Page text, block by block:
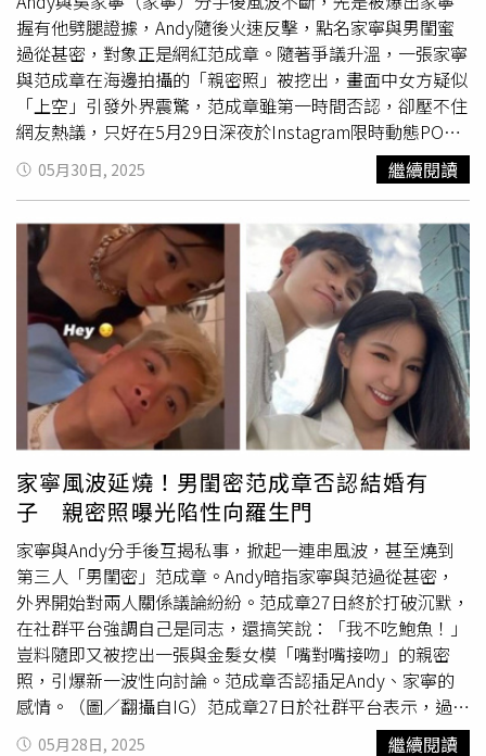
熱情，所以願意花時間學習跟等待，那個機會跟那個時間點
總有一天會來，然後慢慢走到了現在，找到實實在在的滿足
跟樂趣。「我對自己的作品都必須要看兩次，第一次我會用
丁寧演員這個角度，來看我自己在裡面有沒有出錯、有沒有
哪一場戲沒演好，然後我看第二次的時候，才能夠跟觀眾在
一起，用觀眾的角度來看，其實說實在，我現在對自己沒有
什麼太多標準，因為我覺得每個角色都有他當下的命運，就
算別人的標準覺得我演不好，但是這就是這個角色的命運，
我很相信每一件事情都有他的命運，以前當然我們會用一些
獎項來界定自己，但是我覺得越來越長大，突然發現其實我
那麼需要獎項，只是因為我需要得到別人的認同，所以當我
不需要得到別人的認同的時候，我當然對獎項的看法就會不
一樣，我覺得我現在看我自己，好像沒有什麼特別的標準，
然後因為這樣子，我好像就是更能夠享受我這個工作。」
（圖／林士傑攝）「在這幾年對我自己最舒服的感覺是，我
好像又回到以前剛開始拍戲的時候那種興奮。」把一切交給
當下、把角色交給命運，丁寧找到了以前拍戲時的感覺，進
入劇組時開開心心的、期待跟對手有什麼新的火花、有沒有
學到新的東西，還有一點是可以暫時脫離現實。「我有三個
小孩，只要有能夠離開他們我都很開心，我就跟導演講隨便
角色都來找我來演，我只要有一個藉口離開家，我都很開
心，我覺得離他們越遠，我會越愛他們。我真的覺得當媽媽
是史上全世界最困難的工作，太困難了，所以我非常佩服全
職母親怎麼撐下來的，我覺得太困難。」（圖／林士傑攝）
人生以帥氣為目標的丁寧，在新作品《拜六禮拜》扮演的就
是個帥氣的角色，專訪中除了分享身為演員、一路走過來的
心路歷程，剖析自己對於身為演員的認真與自信，也透露許
多《拜六禮拜》的有趣回憶，以及與另外兩位女主角鍾欣
握有他劈腿證據，Andy隨後火速反擊，點名家寧與男閨蜜
過從甚密，對象正是網紅范成章。隨著爭議升溫，一張家寧
與范成章在海邊拍攝的「親密照」被挖出，畫面中女方疑似
「上空」引發外界震驚，范成章雖第一時間否認，卻壓不住
網友熱議，只好在5月29日深夜於Instagram限時動態PO出
「完整現場照」自清，強調：「她人在那邊，她根本沒參
與」。范成章29日深夜PO出完整視角照。（圖／翻攝自
IG）從這張澄清照來看，范成章當時赤裸上身、穿牛仔短
褲，站在畫面中間，身邊一名女子綁著鵝黃色布料，背對鏡
頭，臉部全無入鏡。至於家寧，則是出現在左下角的岩石
上，神情放鬆，顯然正在做自己的事，與其他人保持距離，
並未參與主體拍攝。范成章解釋，這張照片是2022年6月拍
攝，並特別感謝當時同團友人提供原始畫面，讓他能還原真
相。他強調照片中「上空」的是另一位已經生小孩的女性朋
友，跟家寧毫無關聯。他也大方坦言，目前已與家寧幾乎斷
聯，「她曾經找我去上一堂
心靈課程，我真的無法接受」，
因此兩人後來關係漸行漸遠，幾乎沒有聯絡。這起感情爭議
從雙方爆料、親密照曝光到IG限時澄清，宛如網紅圈八點
檔，讓不少網友看得霧煞煞。對此，也有人直言：「有圖沒
真相，還是看全景比較準」。
05月30日, 2025 繼續閱讀
家寧風波延燒！男閨密范成章否認結婚有
子 親密照曝光陷性向羅生門
家寧與Andy分手後互揭私事，掀起一連串風波，甚至燒到
第三人「男閨密」范成章。Andy暗指家寧與范過從甚密，
外界開始對兩人關係議論紛紛。范成章27日終於打破沉默，
在社群平台強調自己是同志，還搞笑說：「我不吃鮑魚！」
豈料隨即又被挖出一張與金髮女模「嘴對嘴接吻」的親密
照，引爆新一波性向討論。范成章否認插足Andy、家寧的
感情。（圖／翻攝自IG）范成章27日於社群平台表示，過去
與家寧關係良好，雙方曾一同出國旅行，但並非獨處，行程
05月28日, 2025 繼續閱讀